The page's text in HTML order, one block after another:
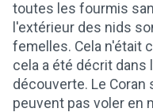
toutes les fourmis
l'extérieur des nids
femelles. Cela n'était
cela a été décrit dans
découverte. Le
peuvent pas voler en